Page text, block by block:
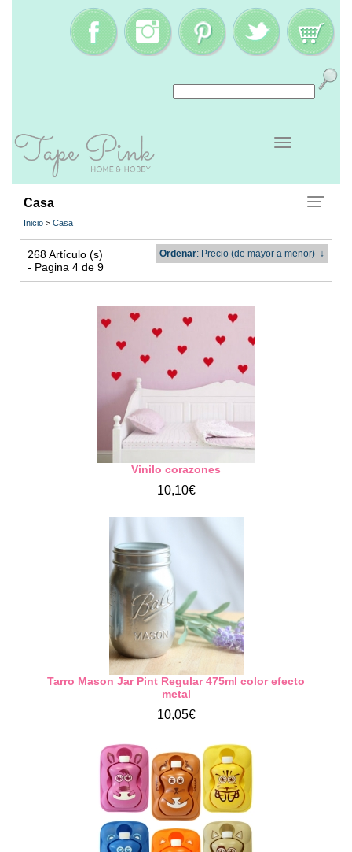
Casa
Inicio > Casa
268 Artículo (s)
- Pagina 4 de 9
Ordenar: Precio (de mayor a menor)↓
Vinilo corazones
10,10€
Tarro Mason Jar Pint Regular 475ml color efecto
metal
10,05€